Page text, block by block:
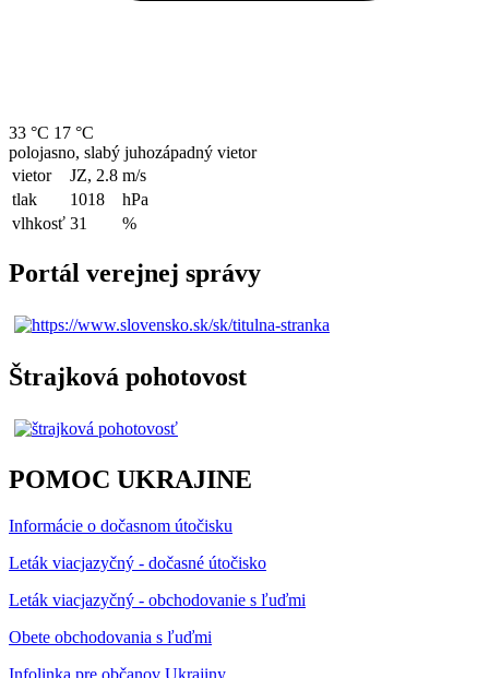
33 °C 17 °C
polojasno, slabý juhozápadný vietor
vietor
JZ, 2.8 m/s
tlak
1018
hPa
vlhkosť 31 %
Portál verejnej správy
Štrajková pohotovost
POMOC UKRAJINE
Informácie o dočasnom útočisku
Leták viacjazyčný - dočasné útočisko
Leták viacjazyčný - obchodovanie s ľuďmi
Obete obchodovania s ľuďmi